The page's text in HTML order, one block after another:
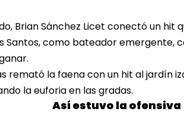
Brian Sánchez Licet conectó un hit
Santos, como bateador emergente,
remató la faena con un hit al jardín
la euforia en las gradas.
Así estuvo la ofensiva